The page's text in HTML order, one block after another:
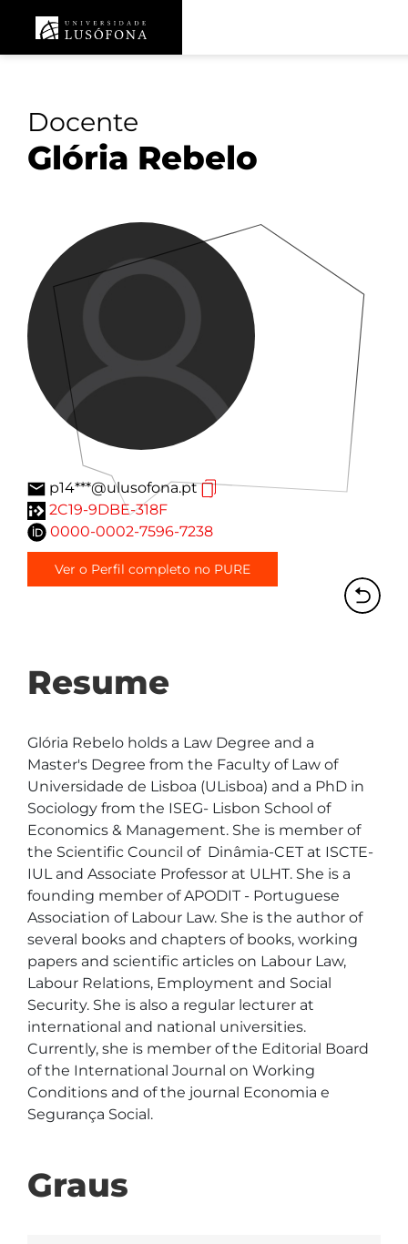
Docente
Glória Rebelo
p14***@ulusofona.pt
2C19-9DBE-318F
0000-0002-7596-7238
Ver o Perfil completo no PURE
Resume
Glória Rebelo holds a Law Degree and a
Master's Degree from the Faculty of Law of
Universidade de Lisboa (ULisboa) and a PhD in
Sociology from the ISEG- Lisbon School of
Economics & Management. She is member of
the Scientific Council of  Dinâmia-CET at ISCTE-
IUL and Associate Professor at ULHT. She is a
founding member of APODIT - Portuguese
Association of Labour Law. She is the author of
several books and chapters of books, working
papers and scientific articles on Labour Law,
Labour Relations, Employment and Social
Security. She is also a regular lecturer at
international and national universities.
Currently, she is member of the Editorial Board
of the International Journal on Working
Conditions and of the journal Economia e
Segurança Social.
Graus